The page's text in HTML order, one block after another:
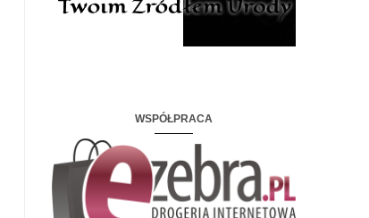
WSPÓŁPRACA